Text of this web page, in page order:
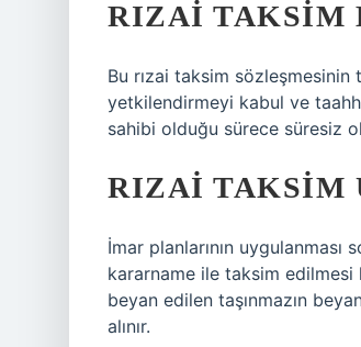
RIZAI TAKSIM
Bu rızai taksim
yetkilendirmeyi kabul ve
sahibi olduğu sürece süresiz
RIZAI TAKSIM
İmar planlarının
kararname ile taksim
beyan edilen taşınmazın
alınır.